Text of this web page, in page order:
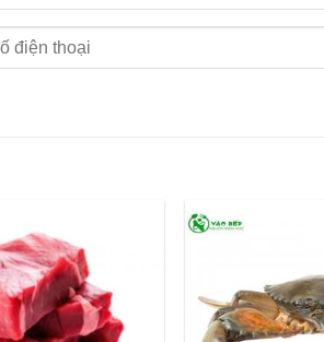
Tân Uyên, hãy đến với “Vào Bếp”!
thực đơn hấp dẫn, giữ chân khách
Cung Cấp Thực Phẩm Giá Sỉ